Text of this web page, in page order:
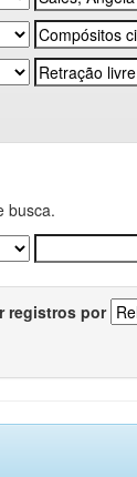
busca.
registros por